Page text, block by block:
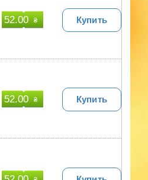
52.00 ₴ Купить
52.00 ₴ Купить